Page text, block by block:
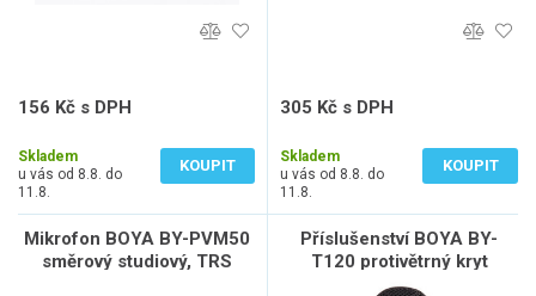
156 Kč s DPH
Skladem
u vás od 8.8. do
11.8.
KOUPIT
305 Kč s DPH
Skladem
u vás od 8.8. do
11.8.
KOUPIT
Mikrofon BOYA BY-PVM50
směrový studiový, TRS
Příslušenství BOYA BY-
T120 protivětrný kryt
120x23mm